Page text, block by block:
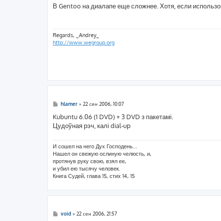
о
б
н
и
е
В Gentoo на диалапе еще сложнее. Хотя, если
Regards, _Andrey_
http://www.wegroup.org
С
о
б
щ
н
и
hlamer» 22 сен 2006, 10:07
Kubuntu 6.06 (1 DVD) + 3 DVD з пакетамі.
Цудоўная рэч, калі dial-up
И сошел на него Дух Господень...
Нашел он свежую ослиную челюсть, и,
протянув руку свою, взял ее,
и убил ею тысячу человек.
Книга Судей, глава 15, стих 14, 15
Сvoid» 22 сен 2006, 21:57